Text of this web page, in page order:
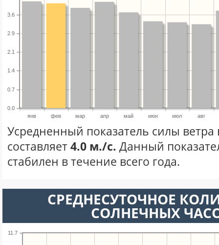
янв фев мар апр май июн июл авг
0.0
0.7
1.4
2.1
2.9
3.6
Усредненный показатель силы ветра
составляет4.0 м./с. Данный
стабилен в течение всего года.
СРЕДНЕСУТОЧНОЕ
СОЛНЕЧНЫХ
11.7